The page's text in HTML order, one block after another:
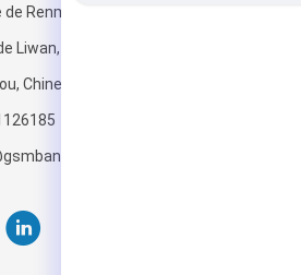
Renmin,
Liwan,
Chine